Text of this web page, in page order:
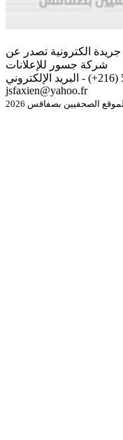
الكترونية تصدر عن
شركة جسور للإعلانات
للإتصال أو نشر الردود الهاتف 54779966 (216+) - البريد الإلكتروني
jsfaxien@yahoo.fr
الصحفيين بصفاقس 2026